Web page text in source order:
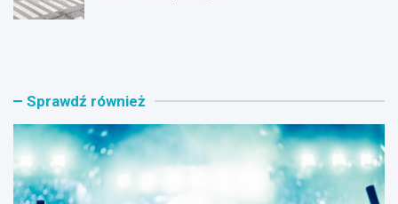
F
w
l
W
i
s
P
a
O
P
-
i
Sprawdź również